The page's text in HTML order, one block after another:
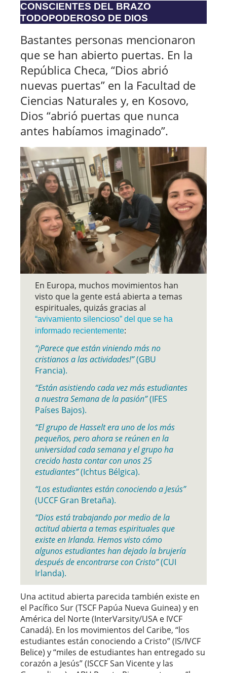
CONSCIENTES DEL BRAZO
TODOPODEROSO DE DIOS
Bastantes personas mencionaron
que se han abierto puertas. En la
República Checa, “Dios abrió
nuevas puertas” en la Facultad de
Ciencias Naturales y, en Kosovo,
Dios “abrió puertas que nunca
antes habíamos imaginado”.
En Europa, muchos movimientos han
visto que la gente está abierta a temas
espirituales, quizás gracias al
“avivamiento silencioso” del que se ha
informado recientemente:
“¡Parece que están viniendo más no
cristianos a las actividades!”(GBU
Francia).
“Están asistiendo cada vez más estudiantes
a nuestra Semana de la pasión”(IFES
Países Bajos).
“El grupo de Hasselt era uno de los más
pequeños, pero ahora se reúnen en la
universidad cada semana y el grupo ha
crecido hasta contar con unos 25
estudiantes”(Ichtus Bélgica).
“Los estudiantes están conociendo a Jesús”
(UCCF Gran Bretaña).
“Dios está trabajando por medio de la
actitud abierta a temas espirituales que
existe en Irlanda. Hemos visto cómo
algunos estudiantes han dejado la brujería
después de encontrarse con Cristo”(CUI
Irlanda).
Una actitud abierta parecida también existe en
el Pacífico Sur (TSCF Papúa Nueva Guinea) y en
América del Norte (InterVarsity/USA e IVCF
Canadá). En los movimientos del Caribe, “los
estudiantes están conociendo a Cristo” (IS/IVCF
Belice) y “miles de estudiantes han entregado su
corazón a Jesús” (ISCCF San Vicente y las